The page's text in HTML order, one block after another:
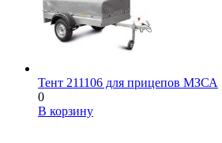
Тент 211106 для прицепов МЗСА
0
В корзину